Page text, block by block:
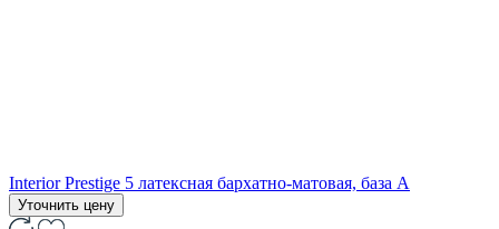
Interior Prestige 5 латексная бархатно-матовая, база А
Уточнить цену